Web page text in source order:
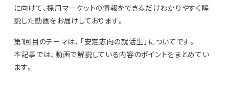
に向けて、採用マーケットの情報をできるだけわかりやすく解
説した動画をお届けしております。
第1回目のテーマは、「安定志向の就活生」についてです。
本記事では、動画で解説している内容のポイントをまとめてい
ます。